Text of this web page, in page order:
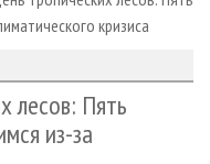
кризиса
лесов: Пять
из-за